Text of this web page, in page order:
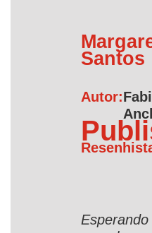
Santos
Autor:
Esperando